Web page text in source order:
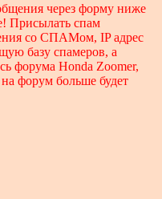
через форму ниже
Присылать спам
со СПАМом, IP адрес
базу спамеров, а
форума Honda Zoomer,
форум больше будет